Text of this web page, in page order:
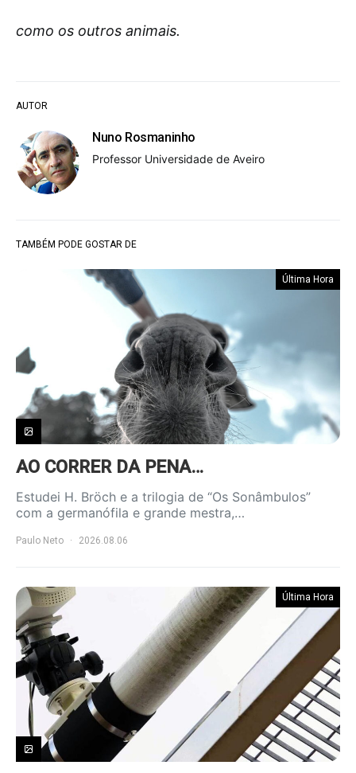
AUTOR
Nuno Rosmaninho
Professor Universidade de Aveiro
como os outros animais.
TAMBÉM PODE GOSTAR DE
Última Hora
AO CORRER DA PENA…
Estudei H. Bröch e a trilogia de “Os Sonâmbulos”
com a germanófila e grande mestra,…
Paulo Neto 2026.08.06
Última Hora